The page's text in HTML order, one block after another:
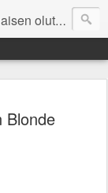
lopputuotteisiin eli arvioidaan oluita, puolueettomasti.
Blonde